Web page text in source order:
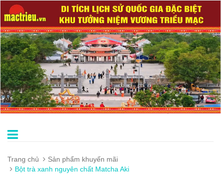
Trang chủ
Sản phẩm khuyến mãi
Bột trà xanh nguyên chất Matcha Aki